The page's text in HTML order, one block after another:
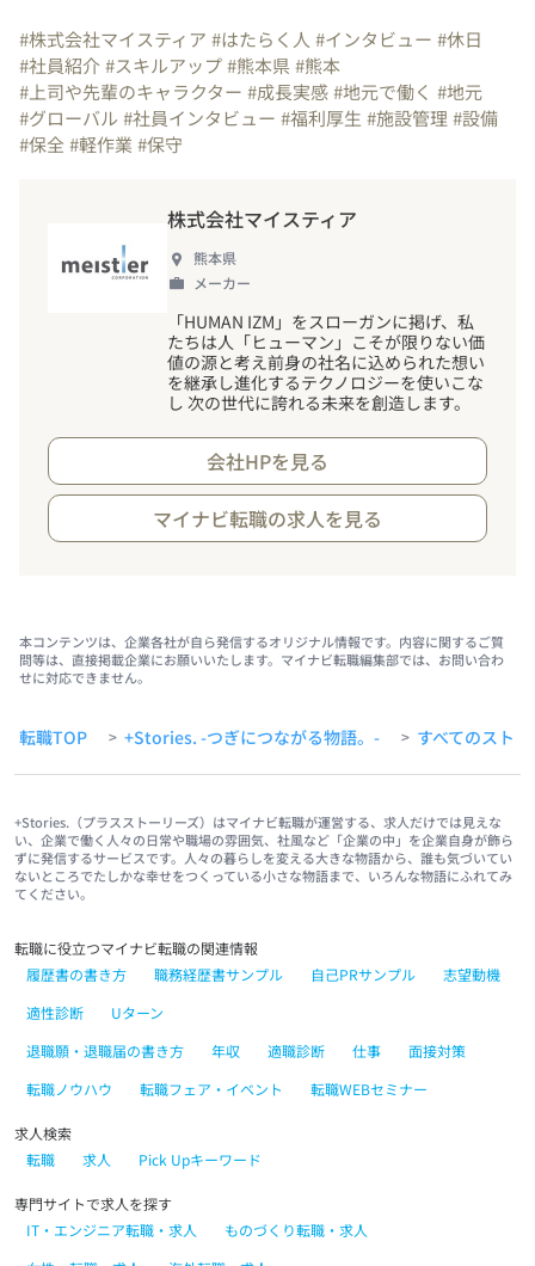
#株式会社マイスティア #はたらく人 #インタビュー #休日
#社員紹介#スキルアップ#熊本県#熊本
#上司や先輩のキャラクター #成長実感#地元で働く #地元
#グローバル #社員インタビュー #福利厚生 #施設管理#設備
#保全 #軽作業 #保守
株式会社マイスティア
熊本県
メーカー
「HUMAN IZM」をスローガンに掲げ、私
たちは人「ヒューマン」こそが限りない価
値の源と考え前身の社名に込められた想い
を継承し進化するテクノロジーを使いこな
し 次の世代に誇れる未来を創造します。
会社HPを見る
マイナビ転職の求人を見る
本コンテンツは、企業各社が自ら発信するオリジナル情報です。内容に関するご質
問等は、直接掲載企業にお願いいたします。マイナビ転職編集部では、お問い合わ
せに対応できません。
転職TOP > +Stories. -つぎにつながる物語。- > すべてのスト
+Stories.（プラスストーリーズ）はマイナビ転職が運営する、求人だけでは見えな
い、企業で働く人々の日常や職場の雰囲気、社風など「企業の中」を企業自身が飾ら
ずに発信するサービスです。人々の暮らしを変える大きな物語から、誰も気づいてい
ないところでたしかな幸せをつくっている小さな物語まで、いろんな物語にふれてみ
てください。
転職に役立つマイナビ転職の関連情報
履歴書の書き方
職務経歴書サンプル 自己PRサンプル
志望動機
適性診断
Uターン
退職願・退職届の書き方
年収 適職診断 仕事
面接対策
転職ノウハウ
転職フェア・イベント 転職WEBセミナー
求人検索
転職
求人 Pick Upキーワード
専門サイトで求人を探す
IT・エンジニア転職・求人
ものづくり転職・求人